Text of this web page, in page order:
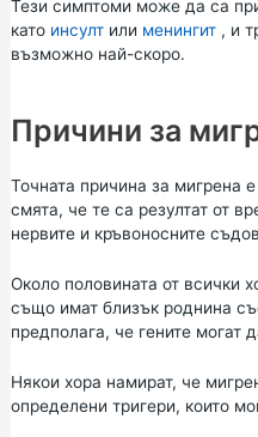
Тези симптоми може да са
като инсултили менингит, и
възможно най-скоро.
Причини за
Точната причина за мигрена
смята, че те са резултат от
нервите и кръвоносните
Около половината от всички
също имат близък роднина
предполага, че гените могат
Някои хора намират, че
определени тригери, които